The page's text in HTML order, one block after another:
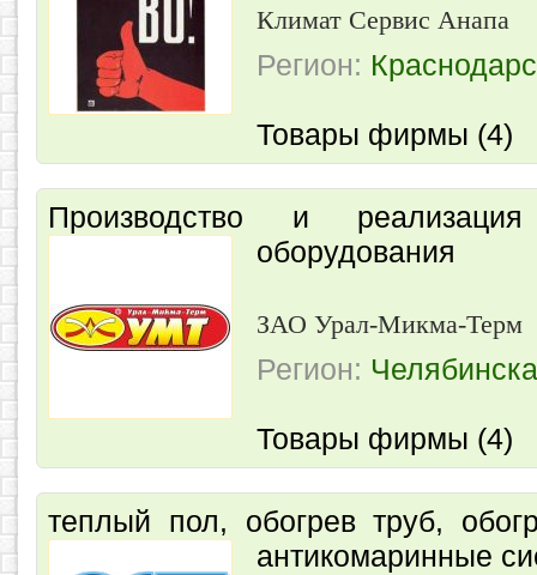
Климат Сервис Анапа
Регион:
Товары фирмы (4)
Производство и
оборудования
ЗАО Урал-Микма-Терм
Регион:
Товары фирмы (4)
теплый пол, обогрев труб,
антикомаринные